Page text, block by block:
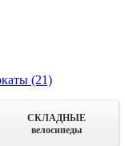
(21)
СКЛАДНЫЕ
велосипеды